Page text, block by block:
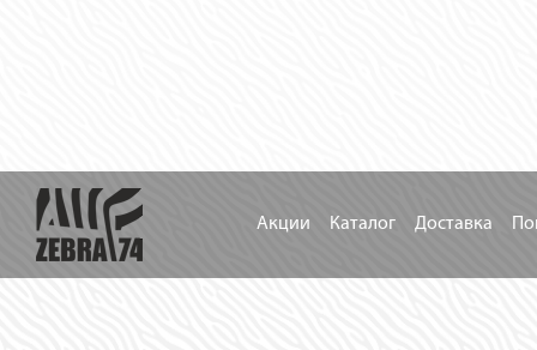
Акции Каталог Доставка